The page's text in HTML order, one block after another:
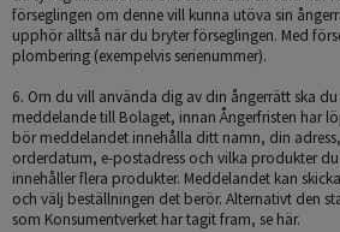
förseglingen om denne vill kunna utöva sin
upphör alltså när du bryter förseglingen. Med
plombering (exempelvis serienummer).
6. Om du vill använda dig av din ångerrätt ska
meddelande till Bolaget, innan Ångerfristen har
bör meddelandet innehålla ditt namn, din
orderdatum, e-postadress och vilka produkter
innehåller flera produkter. Meddelandet kan
och välj beställningen det berör. Alternativt den
som Konsumentverket har tagit fram, se här.